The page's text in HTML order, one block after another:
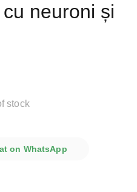
neuroni și
stock
on WhatsApp